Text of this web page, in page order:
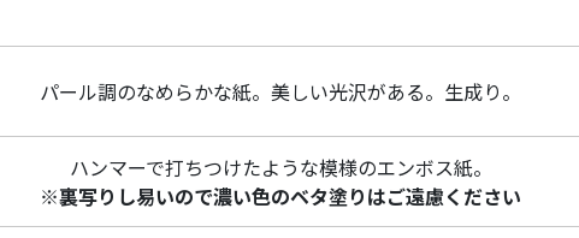
パール調のなめらかな紙。美しい光沢がある。生成り。
ハンマーで打ちつけたような模様のエンボス紙。
※裏写りし易いので濃い色のベタ塗りはご遠慮ください